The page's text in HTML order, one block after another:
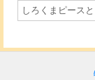
しろくまピース